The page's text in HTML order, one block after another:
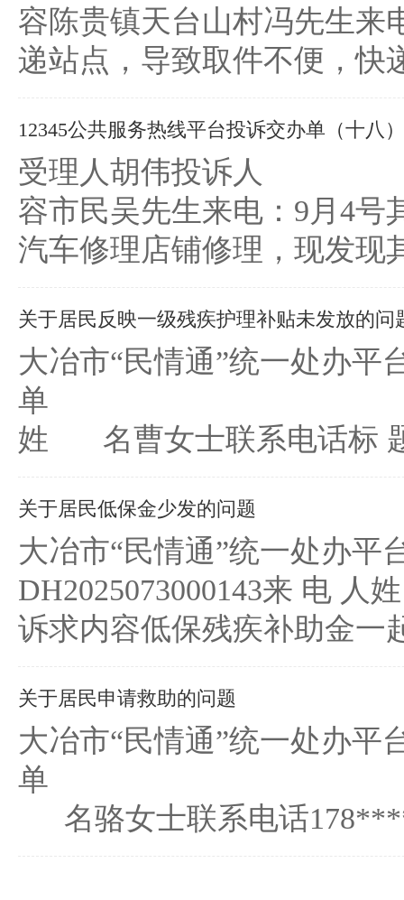
容陈贵镇天台山村冯先生来
递站点，导致取件不便，快
12345公共服务热线平台投诉交办单（十八）
受理人胡伟投诉人 （
容市民吴先生来电：9月4号
汽车修理店铺修理，现发现
关于居民反映一级残疾护理补贴未发放的问
大冶市“民情通”统一处办平
单 编号：
姓 名曹女士联系电话标
关于居民低保金少发的问题
大冶市“民情通”
DH2025073000143来 电
诉求内容低保残疾补助金一
关于居民申请救助的问题
大冶市“民情通”统一处办平
单 编号：
名骆女士联系电话